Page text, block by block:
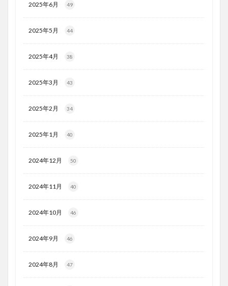
2025年6月 49
2025年5月 44
2025年4月 38
2025年3月 43
2025年2月 34
2025年1月 40
2024年12月 50
2024年11月 40
2024年10月 46
2024年9月 46
2024年8月 47